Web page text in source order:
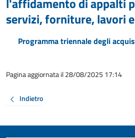
servizi, forniture, lavori
Programma triennale degli
Pagina aggiornata il 28/08/2025 17:14
Indietro